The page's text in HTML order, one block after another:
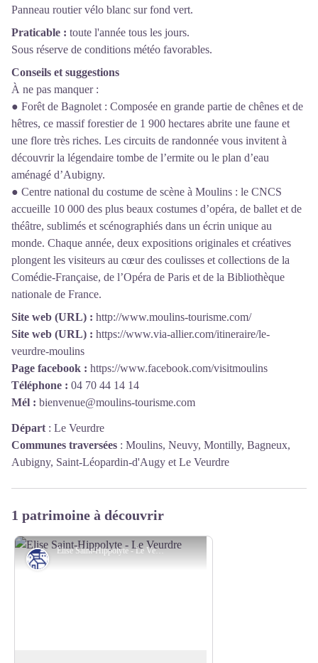
Panneau routier vélo blanc sur fond vert.
Praticable : toute l'année tous les jours.
Sous réserve de conditions météo favorables.
Conseils et suggestions
À ne pas manquer :
● Forêt de Bagnolet : Composée en grande partie de chênes et de
hêtres, ce massif forestier de 1 900 hectares abrite une faune et
une flore très riches. Les circuits de randonnée vous invitent à
découvrir la légendaire tombe de l’ermite ou le plan d’eau
aménagé d’Aubigny.
● Centre national du costume de scène à Moulins : le CNCS
accueille 10 000 des plus beaux costumes d’opéra, de ballet et de
théâtre, sublimés et scénographiés dans un écrin unique au
monde. Chaque année, deux expositions originales et créatives
plongent les visiteurs au cœur des coulisses et collections de la
Comédie-Française, de l’Opéra de Paris et de la Bibliothèque
nationale de France.
Site web (URL) : http://www.moulins-tourisme.com/
Site web (URL) : https://www.via-allier.com/itineraire/le-
veurdre-moulins
Page facebook : https://www.facebook.com/visitmoulins
Téléphone : 04 70 44 14 14
Mél : bienvenue@moulins-tourisme.com
Départ : Le Veurdre
Communes traversées : Moulins, Neuvy, Montilly, Bagneux,
Aubigny, Saint-Léopardin-d'Augy et Le Veurdre
1 patrimoine à découvrir
Elise Saint-Hippolyte - Le Veurdre - Elise Saint-Hippolyte - Le Veurdre 2014
Patrimoine culturel